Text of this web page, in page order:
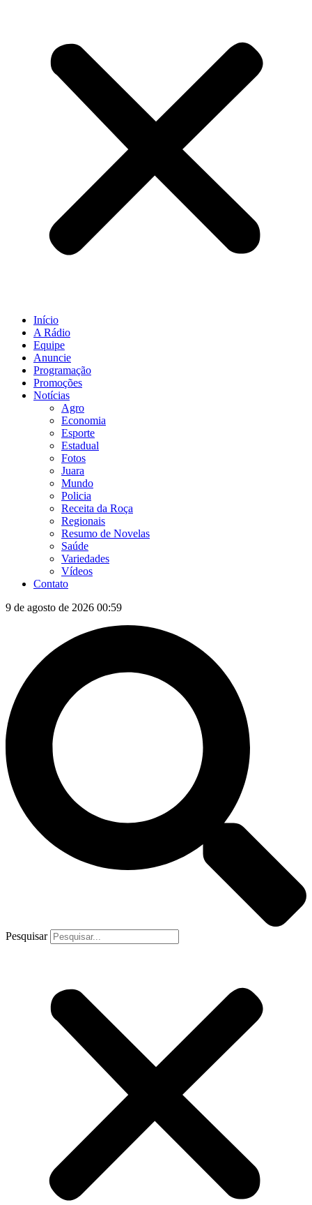
Início
A Rádio
Equipe
Anuncie
Programação
Promoções
Notícias
Agro
Economia
Esporte
Estadual
Fotos
Juara
Mundo
Policia
Receita da Roça
Regionais
Resumo de Novelas
Saúde
Variedades
Vídeos
Contato
9 de agosto de 2026 00:59
Pesquisar